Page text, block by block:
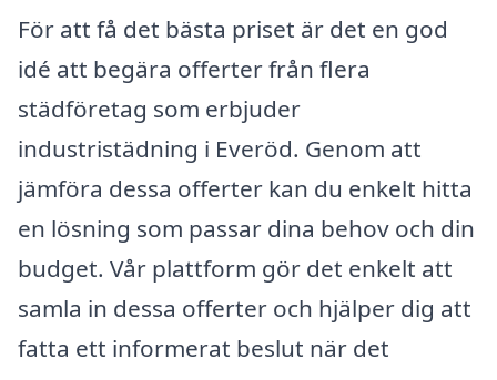
För att få det bästa priset är det en god
idé att begära offerter från flera
städföretag som erbjuder
industristädning i Everöd. Genom att
jämföra dessa offerter kan du enkelt hitta
en lösning som passar dina behov och din
budget. Vår plattform gör det enkelt att
samla in dessa offerter och hjälper dig att
fatta ett informerat beslut när det